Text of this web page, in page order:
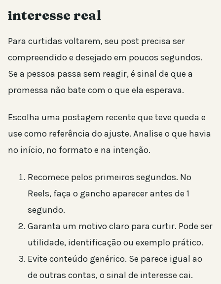
interesse real
Para curtidas voltarem, seu post precisa ser
compreendido e desejado em poucos segundos.
Se a pessoa passa sem reagir, é sinal de que a
promessa não bate com o que ela esperava.
Escolha uma postagem recente que teve queda e
use como referência do ajuste. Analise o que havia
no início, no formato e na intenção.
Recomece pelos primeiros segundos. No
Reels, faça o gancho aparecer antes de 1
segundo.
Garanta um motivo claro para curtir. Pode ser
utilidade, identificação ou exemplo prático.
Evite conteúdo genérico. Se parece igual ao
de outras contas, o sinal de interesse cai.